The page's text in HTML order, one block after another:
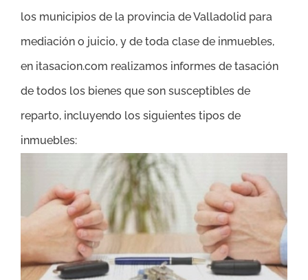
los municipios de la provincia de Valladolid para
mediación o juicio, y de toda clase de inmuebles,
en itasacion.com realizamos informes de tasación
de todos los bienes que son susceptibles de
reparto, incluyendo los siguientes tipos de
inmuebles: